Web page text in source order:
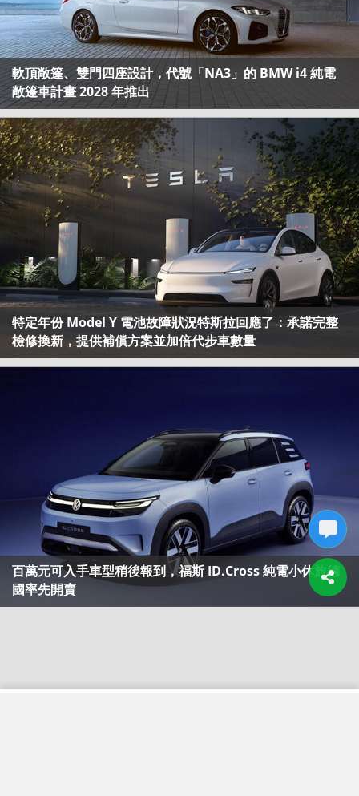
軟頂敞篷、雙門四座設計，代號「NA3」的 BMW i4 純電
敞篷車計畫 2028 年推出
特定年份 Model Y 電池故障狀況特斯拉回應了：承諾完整
檢修換新，提供補償方案並加倍代步車數量
百萬元可入手車型稍後報到，福斯 ID.Cross 純電小休旅德
國率先開賣